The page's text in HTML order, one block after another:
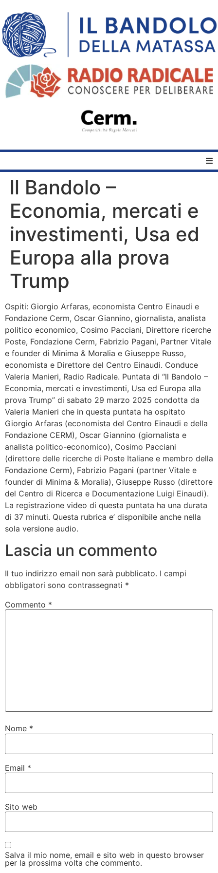
Quelli del Bandolo
Bandolo
Connessioni
Fondazione CERM – Idee
ll Bandolo –
Economia, mercati e
investimenti, Usa ed
Europa alla prova
Trump
Ospiti: Giorgio Arfaras, economista Centro Einaudi e
Fondazione Cerm, Oscar Giannino, giornalista, analista
politico economico, Cosimo Pacciani, Direttore ricerche
Poste, Fondazione Cerm, Fabrizio Pagani, Partner Vitale
e founder di Minima & Moralia e Giuseppe Russo,
economista e Direttore del Centro Einaudi. Conduce
Valeria Manieri, Radio Radicale. Puntata di “ll Bandolo –
Economia, mercati e investimenti, Usa ed Europa alla
prova Trump” di sabato 29 marzo 2025 condotta da
Valeria Manieri che in questa puntata ha ospitato
Giorgio Arfaras (economista del Centro Einaudi e della
Fondazione CERM), Oscar Giannino (giornalista e
analista politico-economico), Cosimo Pacciani
(direttore delle ricerche di Poste Italiane e membro della
Fondazione Cerm), Fabrizio Pagani (partner Vitale e
founder di Minima & Moralia), Giuseppe Russo (direttore
del Centro di Ricerca e Documentazione Luigi Einaudi).
La registrazione video di questa puntata ha una durata
di 37 minuti. Questa rubrica e’ disponibile anche nella
sola versione audio.
Lascia un commento
Il tuo indirizzo email non sarà pubblicato. I campi
obbligatori sono contrassegnati *
Commento *
Nome *
Email *
Sito web
Salva il mio nome, email e sito web in questo browser
per la prossima volta che commento.